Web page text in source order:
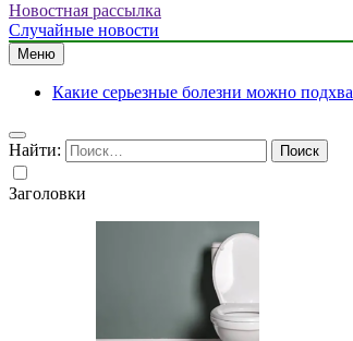
Новостная рассылка
Случайные новости
Меню
Какие серьезные болезни можно
Найти:
Заголовки